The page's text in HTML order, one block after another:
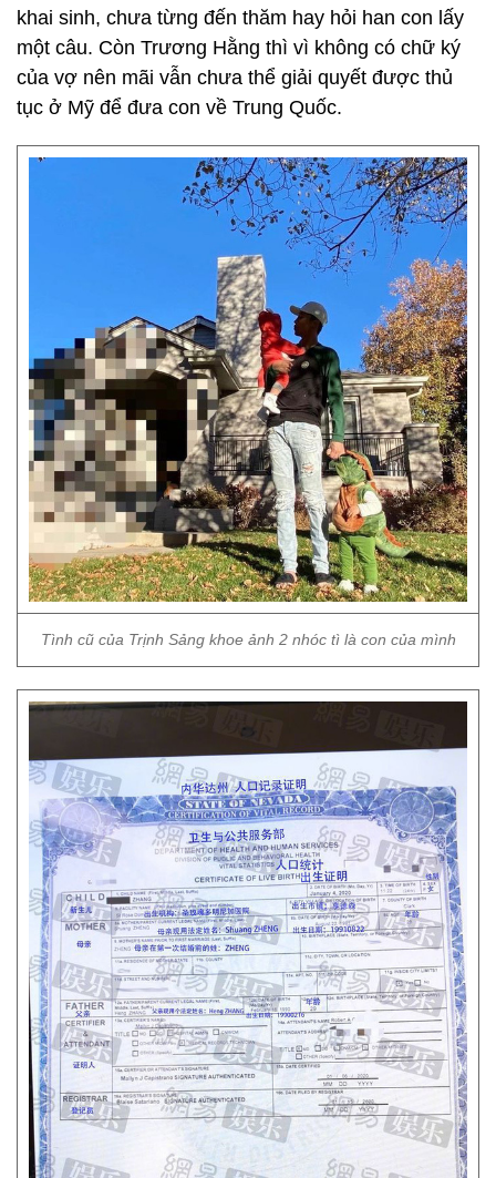
khai sinh, chưa từng đến thăm hay hỏi han con lấy
một câu. Còn Trương Hằng thì vì không có chữ ký
của vợ nên mãi vẫn chưa thể giải quyết được thủ
tục ở Mỹ để đưa con về Trung Quốc.
Tình cũ của Trịnh Sảng khoe ảnh 2 nhóc tì là con của mình